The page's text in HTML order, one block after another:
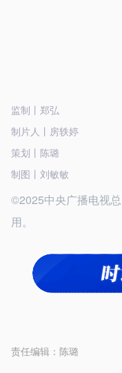
监制丨郑弘
制片人丨房轶婷
策划丨陈璐
制图丨刘敏敏
©2025中央广播电视
用。
责任编辑： 陈璐